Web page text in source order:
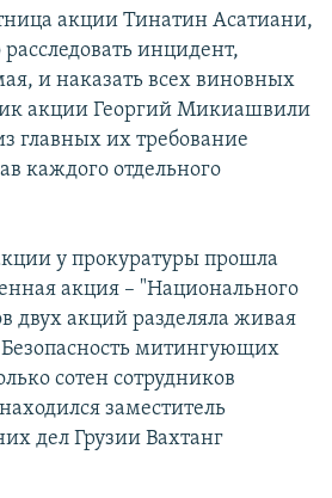
акции Тинатин Асатиани,
инцидент,
и наказать всех виновных
акции Георгий Микиашвили
главных их требование
каждого отдельного
у прокуратуры прошла
акция – "Национального
двух акций разделяла живая
митингующих
сотен сотрудников
заместитель
дел Грузии Вахтанг